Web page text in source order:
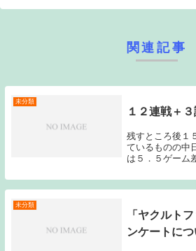
関連記事
未分類
１２連戦＋
残すところ後１
ているものの中
は５．５ゲーム
書いてから、中
ム差づつ詰めら
未分類
「ヤクルト
ンケートに